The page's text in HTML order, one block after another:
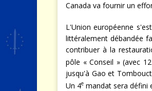
Canada va fournir un
L'Union européenne
littéralement débandée
contribuer à la
pôle « Conseil » (avec
jusqu'à Gao et
Un 4e mandat sera défini